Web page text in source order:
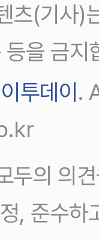
츠(기사)
을 금지
이투데이.
두의 의
, 준수하